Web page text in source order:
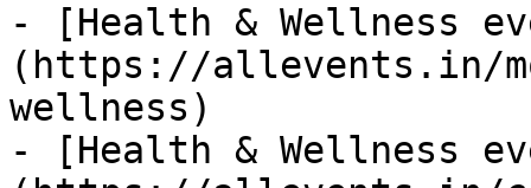
- [Health & Wellness
(https://allevents.in/
wellness)
- [Health & Wellness